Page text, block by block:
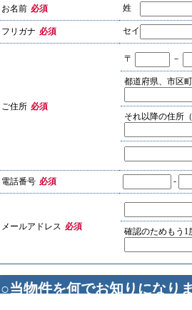
お名前 必須 姓
フリガナ 必須 セイ
ご住所 必須
〒 －
都道府県、市区
それ以降の住所
電話番号 必須 -
メールアドレス 必須 確認のためもう1
○当物件を何でお知りにな